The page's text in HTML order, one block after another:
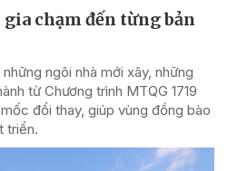
chạm đến từng bản
ngôi nhà mới xây, những
từ Chương trình MTQG 1719
đổi thay, giúp vùng đồng bào
triển.